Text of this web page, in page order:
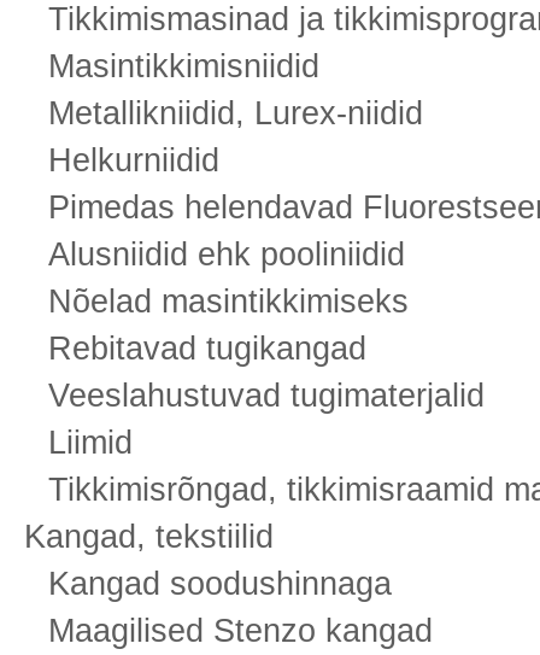
Tikkimismasinad ja
Masintikkimisniidid
Metallikniidid, Lurex-niidid
Helkurniidid
Pimedas helendavad
Alusniidid ehk pooliniidid
Nõelad masintikkimiseks
Rebitavad tugikangad
Veeslahustuvad tugimaterjalid
Liimid
Tikkimisrõngad, tikkimisraamid
Kangad, tekstiilid
Kangad soodushinnaga
Maagilised Stenzo kangad